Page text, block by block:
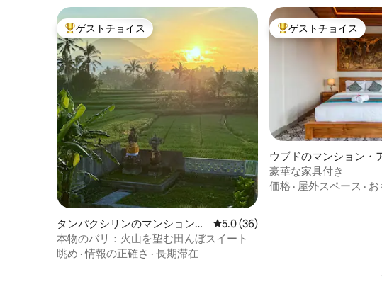
大好評のゲストチョイスです。
ゲストチョイス
タンパクシリンのマンション・
アパート
レビュー36件、5つ星中5.0つ星の平
5.0 (36)
本物のバリ：火山を望む田んぼスイート
眺め ·情報の正確さ · 長期滞在
大好評のゲストチョイ
ゲストチョイス
ウブドのマンション・
ト
豪華な家具付き
価格 · 屋外スペース · お